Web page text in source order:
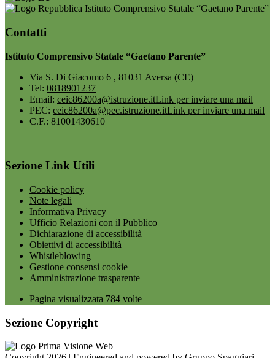
Istituto Comprensivo Statale “Gaetano Parente”
Contatti
Istituto Comprensivo Statale “Gaetano Parente”
Via S. Di Giacomo 6 , 81031 Aversa (CE)
Tel: 0818901237
Email: ceic86200a@istruzione.itLink per inviare una mail
PEC: ceic86200a@pec.istruzione.itLink per inviare una mail
C.F.: 81001430610
Sezione Link Utili
Cookie policy
Note legali
Informativa Privacy
Ufficio Relazioni con il Pubblico
Dichiarazione di accessibilità
Obiettivi di accessibilità
Whistleblowing
Gestione consensi cookie
Amministrazione trasparente
Pagina visualizzata 784 volte
Sezione Copyright